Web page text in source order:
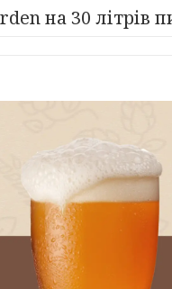
на 30 літрів